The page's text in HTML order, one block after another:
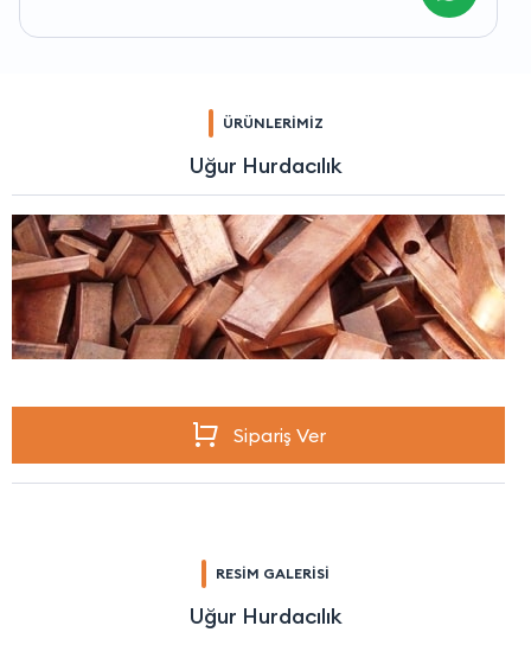
ÜRÜNLERİMİZ
Uğur Hurdacılık
Sipariş Ver
RESİM GALERİSİ
Uğur Hurdacılık